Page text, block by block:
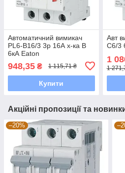
Автоматичний вимикач
PL6-B16/3 3р 16А х-ка В
6кА Eaton
948,35 ₴ 1 115,71 ₴
Купити
Авт
C6/3
1
1
Акційні пропозиції та
–20%